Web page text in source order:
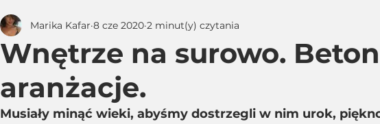
Wnętrze na surowo.
aranżacje.
Marika Kafar 8 cze 2020 2 minut(y) czytania
Musiały minąć wieki, abyśmy dostrzegli w nim urok,